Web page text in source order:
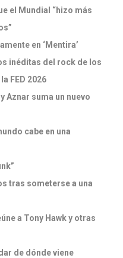
el Mundial “hizo más
en ‘Mentira’
inéditas del rock de los
FED 2026
Aznar suma un nuevo
cabe en una
tras someterse a una
a Tony Hawk y otras
de dónde viene